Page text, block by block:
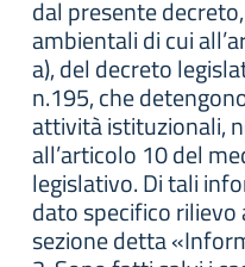
dal presente
ambientali di cui
a), del decreto
n.195, che
attività istituzionali,
all’articolo 10 del
legislativo. Di tali
dato specifico rilievo
sezione detta